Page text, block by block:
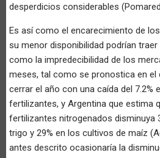
desperdicios considerables
Es así como el encarecimiento de
su menor disponibilidad podrían
como la impredecibilidad de los
meses, tal como se pronostica en el
cerrar el año con una caída del 7.2%
fertilizantes, y Argentina que estima
fertilizantes nitrogenados disminuya
trigo y 29% en los cultivos de maíz
antes descrito ocasionaría la